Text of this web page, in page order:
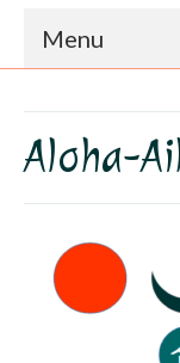
Menu
Dojo
Horaires
Tarifs –
Aloha-